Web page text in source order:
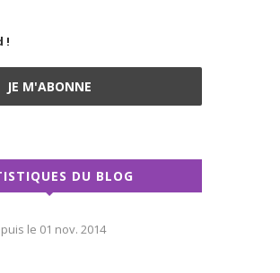
!
DU BLOG
le 01 nov. 2014